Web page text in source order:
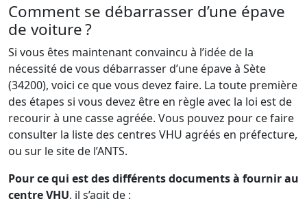
Comment se débarrasser d’une épave
de voiture ?
Si vous êtes maintenant convaincu à l’idée de la
nécessité de vous débarrasser d’une épave à Sète
(34200), voici ce que vous devez faire. La toute première
des étapes si vous devez être en règle avec la loi est de
recourir à une casse agréée. Vous pouvez pour ce faire
consulter la liste des centres VHU agréés en préfecture,
ou sur le site de l’ANTS.
Pour ce qui est des différents documents à fournir au
centre VHU, il s’agit de :